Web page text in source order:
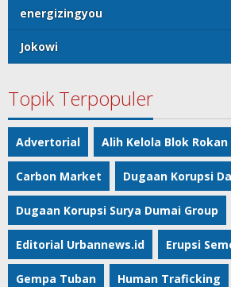
energizingyou
Jokowi
Topik Terpopuler
Advertorial Alih Kelola Blok Rokan
Carbon Market Dugaan Korupsi
Dugaan Korupsi Surya Dumai Group
Editorial Urbannews.id Erupsi
Gempa Tuban Human Traficking